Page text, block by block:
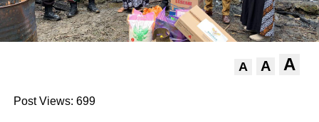
A A A
Post Views: 699